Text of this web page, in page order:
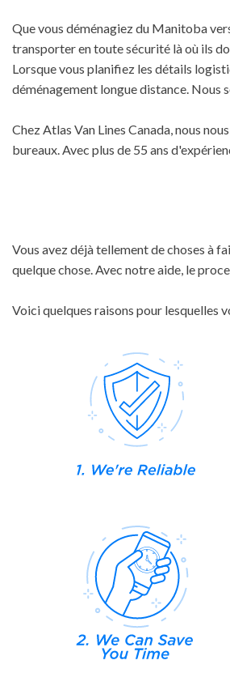
Que vous déménagiez du Manitoba
transporter en toute sécurité là où ils
Lorsque vous planifiez les détails
déménagement longue distance. Nous
Chez Atlas Van Lines Canada, nous
bureaux. Avec plus de 55 ans
Vous avez déjà tellement de choses à
quelque chose. Avec notre aide, le
Voici quelques raisons pour lesquelles